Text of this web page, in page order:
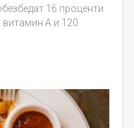
16 проценти
витамин А и 120